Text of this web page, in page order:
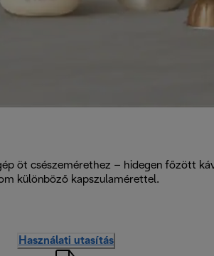
öt csészemérethez – hidegen főzött
különböző kapszulamérettel.
Használati utasítás